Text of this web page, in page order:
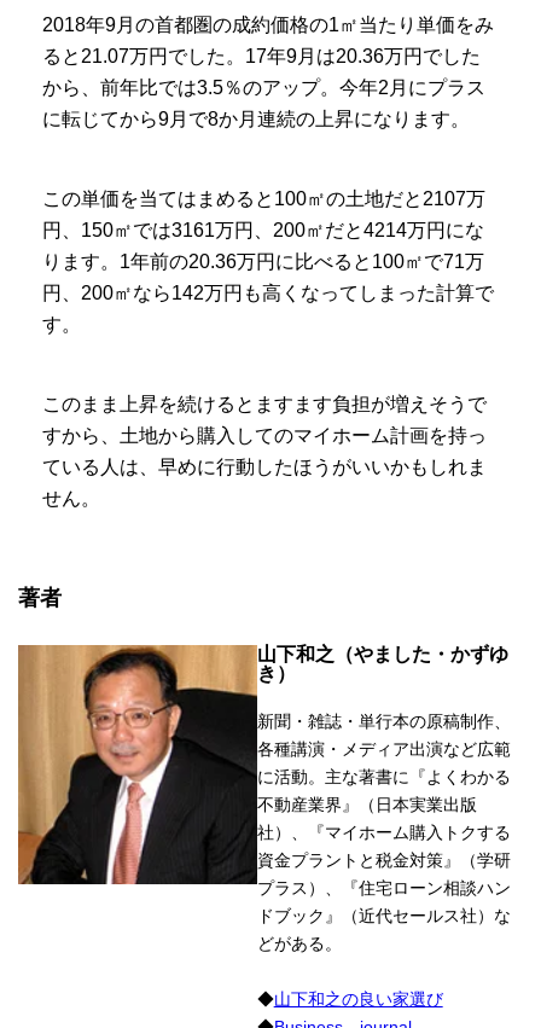
2018年9月の首都圏の成約価格の1㎡当たり単価をみ
ると21.07万円でした。17年9月は20.36万円でした
から、前年比では3.5％のアップ。今年2月にプラス
に転じてから9月で8か月連続の上昇になります。
この単価を当てはまめると100㎡の土地だと2107万
円、150㎡では3161万円、200㎡だと4214万円にな
ります。1年前の20.36万円に比べると100㎡で71万
円、200㎡なら142万円も高くなってしまった計算で
す。
このまま上昇を続けるとますます負担が増えそうで
すから、土地から購入してのマイホーム計画を持っ
ている人は、早めに行動したほうがいいかもしれま
せん。
著者
山下和之（やました・かずゆ
き）
新聞・雑誌・単行本の原稿制作、
各種講演・メディア出演など広範
に活動。主な著書に『よくわかる
不動産業界』（日本実業出版
社）、『マイホーム購入トクする
資金プラントと税金対策』（学研
プラス）、『住宅ローン相談ハン
ドブック』（近代セールス社）な
どがある。
◆山下和之の良い家選び